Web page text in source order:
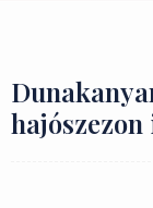
hajószezon